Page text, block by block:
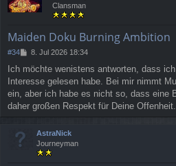
Clansman
Maiden Doku Burning Ambition
#34
B
i
t
r
a
8. Jul 2026 18:34
Ich möchte wenistens antworten, dass
Interesse gelesen habe. Bei mir nimmt
ein, aber ich habe es nicht so, dass eine
daher großen Respekt für Deine Offenheit.
AstraNick
Journeyman